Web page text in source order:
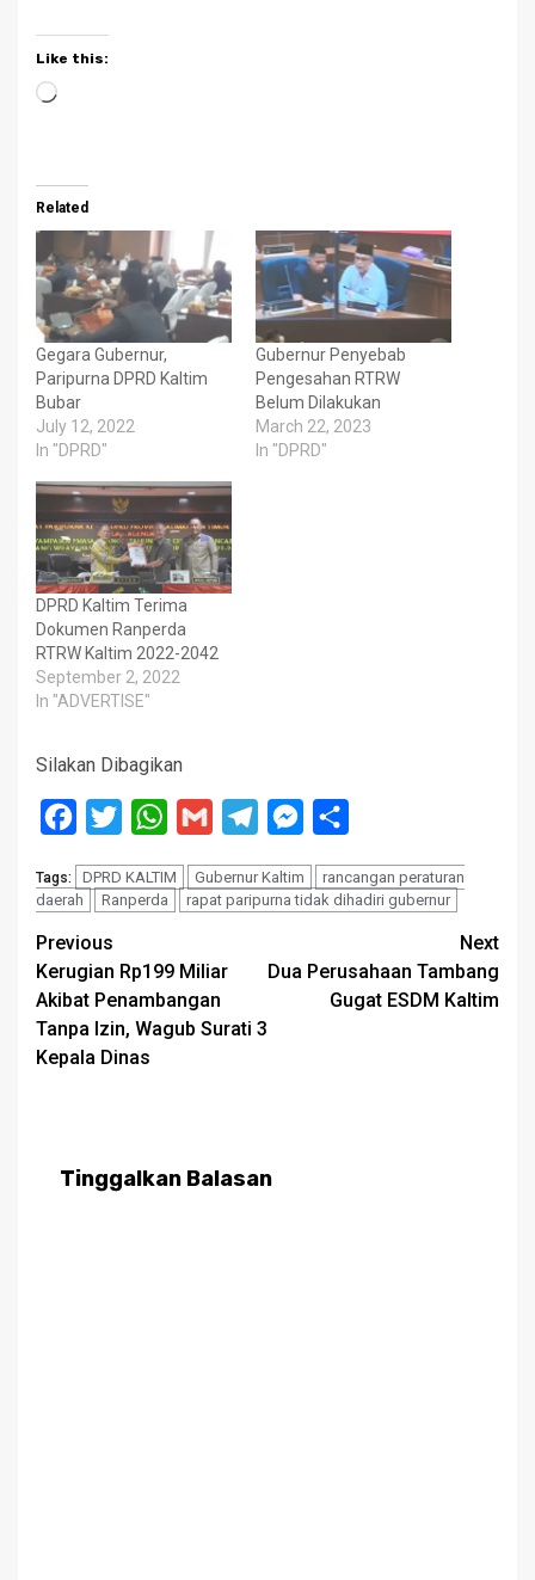
Like this:
Loading…
Related
Gegara Gubernur,
Paripurna DPRD Kaltim
Bubar
July 12, 2022
In "DPRD"
Gubernur Penyebab
Pengesahan RTRW
Belum Dilakukan
March 22, 2023
In "DPRD"
DPRD Kaltim Terima
Dokumen Ranperda
RTRW Kaltim 2022-2042
September 2, 2022
In "ADVERTISE"
Silakan Dibagikan
Facebook
Twitter WhatsApp
Gmail TelegramMessenger
Tags: DPRD KALTIM Gubernur Kaltim
rancangan peraturan
daerah
Ranperda rapat paripurna tidak dihadiri gubernur
Post
navigation
Previous
Kerugian Rp199 Miliar
Akibat Penambangan
Tanpa Izin, Wagub Surati 3
Kepala Dinas
Next
Dua Perusahaan Tambang
Gugat ESDM Kaltim
Tinggalkan Balasan